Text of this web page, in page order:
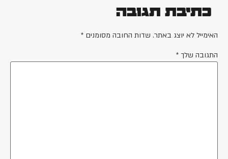
כתיבת תגובה
האימייל לא יוצג באתר. שדות החובה מסומנים *
התגובה שלך *